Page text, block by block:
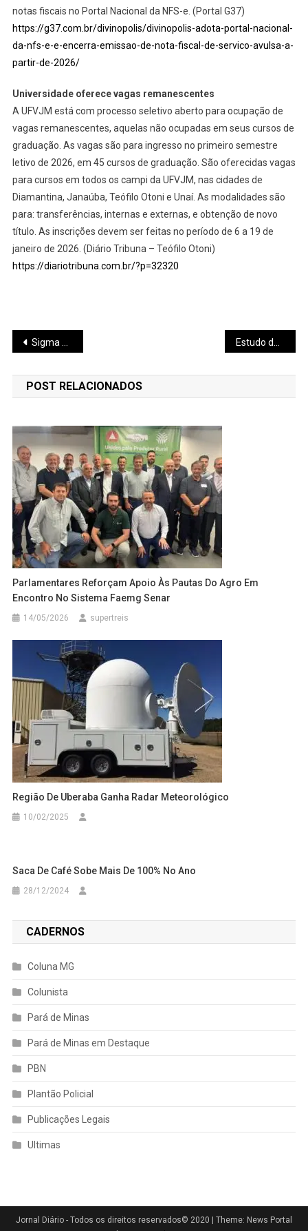
notas fiscais no Portal Nacional da NFS-e. (Portal G37)
https://g37.com.br/divinopolis/divinopolis-adota-portal-nacional-
da-nfs-e-e-encerra-emissao-de-nota-fiscal-de-servico-avulsa-a-
partir-de-2026/
Universidade oferece vagas remanescentes
A UFVJM está com processo seletivo aberto para ocupação de
vagas remanescentes, aquelas não ocupadas em seus cursos de
graduação. As vagas são para ingresso no primeiro semestre
letivo de 2026, em 45 cursos de graduação. São oferecidas vagas
para cursos em todos os campi da UFVJM, nas cidades de
Diamantina, Janaúba, Teófilo Otoni e Unaí. As modalidades são
para: transferências, internas e externas, e obtenção de novo
título. As inscrições devem ser feitas no período de 6 a 19 de
janeiro de 2026. (Diário Tribuna – Teófilo Otoni)
https://diariotribuna.com.br/?p=32320
Navegação
de
Post
Sigma Lithium destaca liderança do Brasil em lítio sustentável na COP30
POST RELACIONADOS
Parlamentares Reforçam Apoio Às Pautas Do Agro Em
Encontro No Sistema Faemg Senar
14/05/2026 supertreis
Região De Uberaba Ganha Radar Meteorológico
10/02/2025
Saca De Café Sobe Mais De 100% No Ano
28/12/2024
CADERNOS
Coluna MG
Colunista
Pará de Minas
Pará de Minas em Destaque
PBN
Plantão Policial
Publicações Legais
Ultimas
Jornal Diário - Todos os direitos reservados© 2020
Theme: News Portal